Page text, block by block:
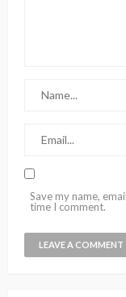
Save my name,
time I comment.